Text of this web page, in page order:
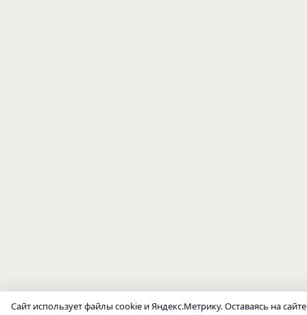
Сайт использует файлы cookie и Яндекс.Метрику. Оставаясь на